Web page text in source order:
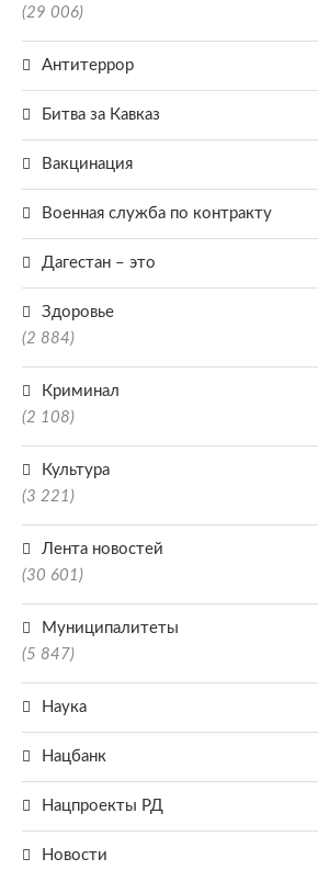
(29 006)
Антитеррор
Битва за Кавказ
Вакцинация
Военная служба по контракту
Дагестан – это
Здоровье
(2 884)
Криминал
(2 108)
Культура
(3 221)
Лента новостей
(30 601)
Муниципалитеты
(5 847)
Наука
Нацбанк
Нацпроекты РД
Новости